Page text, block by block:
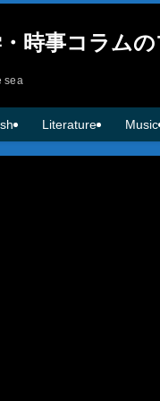
時事コラム
sea
Literature Music